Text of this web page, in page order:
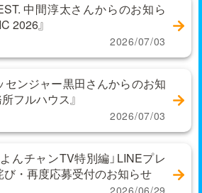
中間淳太さんからのお知ら
2026』
2026/07/03
ンジャー黒田さんからのお知
フルハウス』
2026/07/03
よんチャンTV特別編」LINEプレ
・再度応募受付のお知らせ